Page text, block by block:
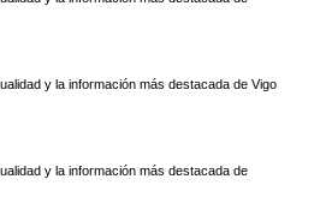
y la información más destacada de Vigo
y la información más destacada de